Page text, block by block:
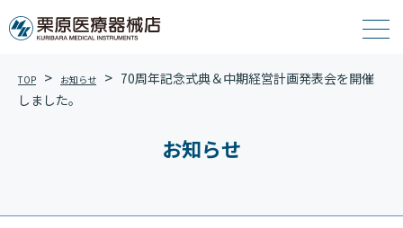
TOP お知らせ
70周年記念式典＆中期経営計画発表会を開催
し ま し た 。
お知らせ